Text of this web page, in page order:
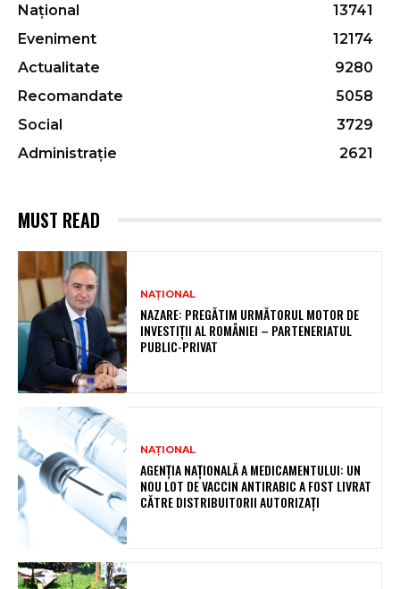
Național
13741
Eveniment
12174
Actualitate
9280
Recomandate
5058
Social
3729
Administrație
2621
MUST READ
NAȚIONAL
NAZARE: PREGĂTIM URMĂTORUL MOTOR DE
INVESTIȚII AL ROMÂNIEI – PARTENERIATUL
PUBLIC-PRIVAT
NAȚIONAL
AGENȚIA NAȚIONALĂ A MEDICAMENTULUI: UN
NOU LOT DE VACCIN ANTIRABIC A FOST LIVRAT
CĂTRE DISTRIBUITORII AUTORIZAȚI